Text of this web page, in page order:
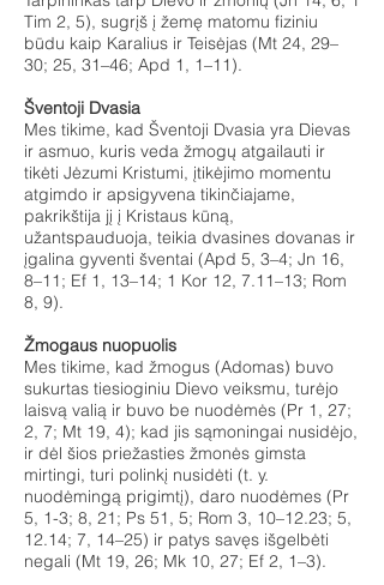
Tim 2, 5), sugrįš į žemę matomu fiziniu
būdu kaip Karalius ir Teisėjas (Mt 24, 29–
30; 25, 31–46; Apd 1, 1–11).
Šventoji Dvasia
Mes tikime, kad Šventoji Dvasia yra Dievas
ir asmuo, kuris veda žmogų atgailauti ir
tikėti Jėzumi Kristumi, įtikėjimo momentu
atgimdo ir apsigyvena tikinčiajame,
pakrikštija jį į Kristaus kūną,
užantspauduoja, teikia dvasines dovanas ir
įgalina gyventi šventai (Apd 5, 3–4; Jn 16,
8–11; Ef 1, 13–14; 1 Kor 12, 7.11–13; Rom
8, 9).
Žmogaus nuopuolis
Mes tikime, kad žmogus (Adomas) buvo
sukurtas tiesioginiu Dievo veiksmu, turėjo
laisvą valią ir buvo be nuodėmės (Pr 1, 27;
2, 7; Mt 19, 4); kad jis sąmoningai nusidėjo,
ir dėl šios priežasties žmonės gimsta
mirtingi, turi polinkį nusidėti (t. y.
nuodėmingą prigimtį), daro nuodėmes (Pr
5, 1-3; 8, 21; Ps 51, 5; Rom 3, 10–12.23; 5,
12.14; 7, 14–25) ir patys savęs išgelbėti
negali (Mt 19, 26; Mk 10, 27; Ef 2, 1–3).